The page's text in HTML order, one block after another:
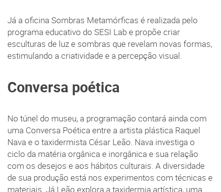
Já a oficina Sombras Metamórficas é realizada pelo
programa educativo do SESI Lab e propõe criar
esculturas de luz e sombras que revelam novas formas,
estimulando a criatividade e a percepção visual.
Conversa poética
No túnel do museu, a programação contará ainda com
uma Conversa Poética entre a artista plástica Raquel
Nava e o taxidermista César Leão. Nava investiga o
ciclo da matéria orgânica e inorgânica e sua relação
com os desejos e aos hábitos culturais. A diversidade
de sua produção está nos experimentos com técnicas e
materiais. Já Leão explora a taxidermia artística, uma